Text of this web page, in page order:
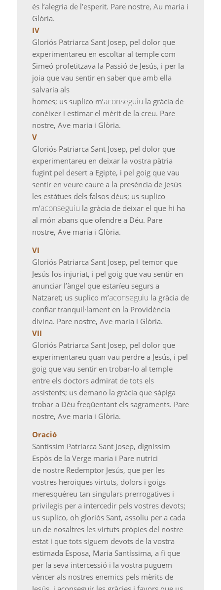
és l’alegria de l’esperit. Pare nostre, Au maria i
Glòria.
IV
Gloriós Patriarca Sant Josep, pel dolor que
experimentareu en escoltar al temple com
Simeó profetitzava la Passió de Jesús, i per la
joia que vau sentir en saber que amb ella
salvaria als
homes; us suplico m’aconseguiu la gràcia de
conèixer i estimar el mèrit de la creu. Pare
nostre, Avemaria i Glòria.
V
Gloriós Patriarca Sant Josep, pel dolor que
experimentareu en deixar la vostra pàtria
fugint pel desert a Egipte, i pel goig que vau
sentir en veure caure a la presència de Jesús
les estàtues dels falsos déus; us suplico
m’aconseguiu la gràcia de deixar el que hi ha
al món abans que ofendre a Déu. Pare
nostre, Avemaria i Glòria.
VI
Gloriós Patriarca Sant Josep, pel temor que
Jesús fos injuriat, i pel goig que vau sentir en
anunciar l’àngel que estaríeu segurs a
Natzaret; us suplico m’aconseguiu la gràcia de
confiar tranquil·lament en la Providència
divina. Pare nostre, Avemaria i Glòria.
VII
Gloriós Patriarca Sant Josep, pel dolor que
experimentareu quan vau perdre a Jesús, i pel
goig que vau sentir en trobar-lo al temple
entre els doctors admirat de tots els
assistents; us demano la gràcia que sàpiga
trobar a Déu freqüentant els sagraments. Pare
nostre, Avemaria i Glòria.
Oració
Santíssim Patriarca Sant Josep, digníssim
Espòs de la Verge maria i Pare nutrici
de nostreRedemptor Jesús, que per les
vostres heroiques virtuts, dolors i goigs
meresquéreu tan singulars prerrogatives i
privilegis per a intercedir pels vostres devots;
us suplico, oh gloriós Sant, assoliu per a cada
un de nosaltres les virtuts pròpies del nostre
estat i que tots siguem devots de la vostra
estimada Esposa, Maria Santíssima, a fi que
per la seva intercessió i la vostra puguem
vèncer als nostres enemics pels mèrits de